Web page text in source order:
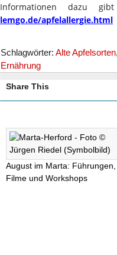
Informationen dazu
lemgo.de/apfelallergie.html
Schlagwörter: Alte Apfelsorten,
Ernährung
Share This
August im Marta: Führungen,
Filme und Workshops